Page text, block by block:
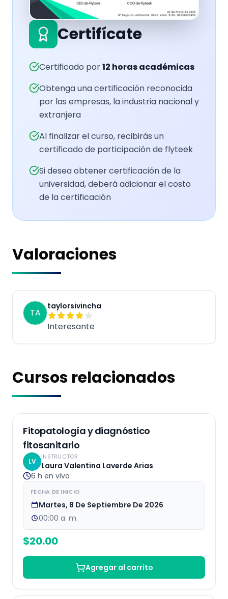
Certifícate
Certificado por12 horas académicas
Obtenga una certificación reconocida
por las empresas, la industria nacional y
extranjera
Al finalizar el curso, recibirás un
certificado de participación de flyteek
Si desea obtener certificación de la
universidad, deberá adicionar el costo
de la certificación
Valoraciones
TA
taylorsivincha
Interesante
Cursos relacionados
Fitopatología y diagnóstico
fitosanitario
LV
INSTRUCTOR
Laura Valentina Laverde Arias
6 h en vivo
FECHA DE INICIO
Martes, 8 De Septiembre De 2026
00:00 a. m.
$20.00
Agregar al carrito